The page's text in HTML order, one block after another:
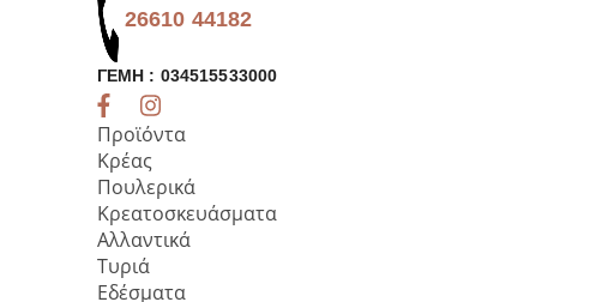
26610 44182
ΓΕΜΗ : 034515533000
Προϊόντα
Κρέας
Πουλερικά
Κρεατοσκευάσματα
Αλλαντικά
Τυριά
Εδέσματα